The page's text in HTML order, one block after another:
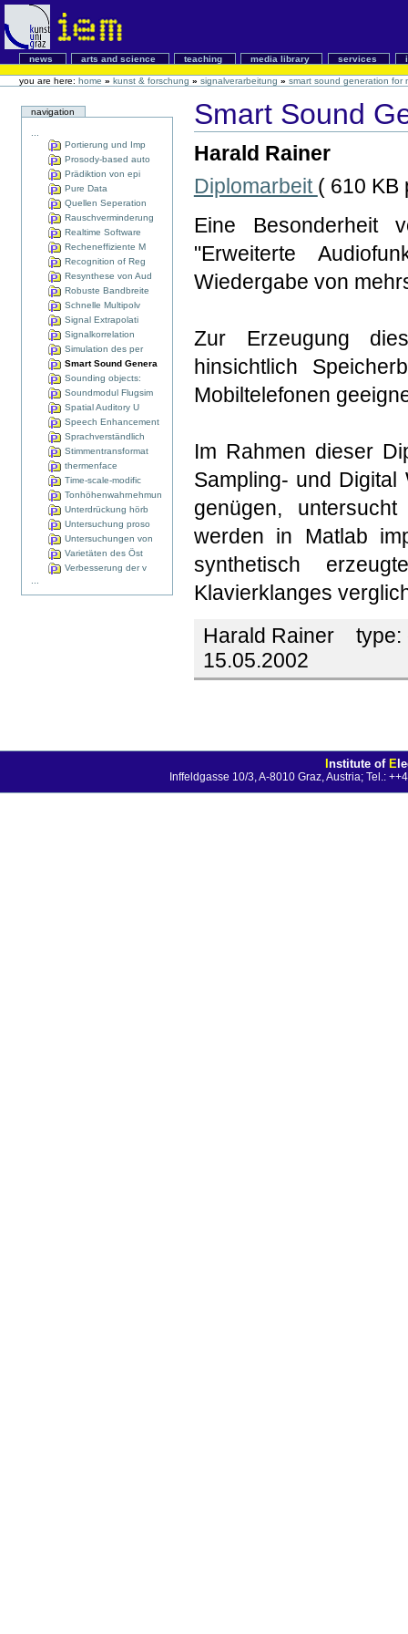
news arts and science teaching media library services
you are here: home » kunst & forschung » signalverarbeitung » smart sound generation for
navigation
Portierung und Imp
Prosody-based auto
Prädiktion von epi
Pure Data
Quellen Seperation
Rauschverminderung
Realtime Software
Recheneffiziente M
Recognition of Reg
Resynthese von Aud
Robuste Bandbreite
Schnelle Multipolv
Signal Extrapolati
Signalkorrelation
Simulation des per
Smart Sound Genera
Sounding objects:
Soundmodul Flugsim
Spatial Auditory U
Speech Enhancement
Sprachverständlich
Stimmentransformat
thermenface
Time-scale-modific
Tonhöhenwahrnehmun
Unterdrückung hörb
Untersuchung proso
Untersuchungen von
Varietäten des Öst
Verbesserung der v
Smart Sound
Harald Rainer
Diplomarbeit ( 610 KB
Eine Besonderheit
"Erweiterte
Wiedergabe von
Zur Erzeugung
hinsichtlich
Mobiltelefonen
Im Rahmen dieser
Sampling- und Digital
genügen,
werden in Matlab
synthetisch
Klavierklanges
Harald Rainertype:
15.05.2002
Institute of E
Inffeldgasse 10/3, A-8010 Graz, Austria; Tel.: